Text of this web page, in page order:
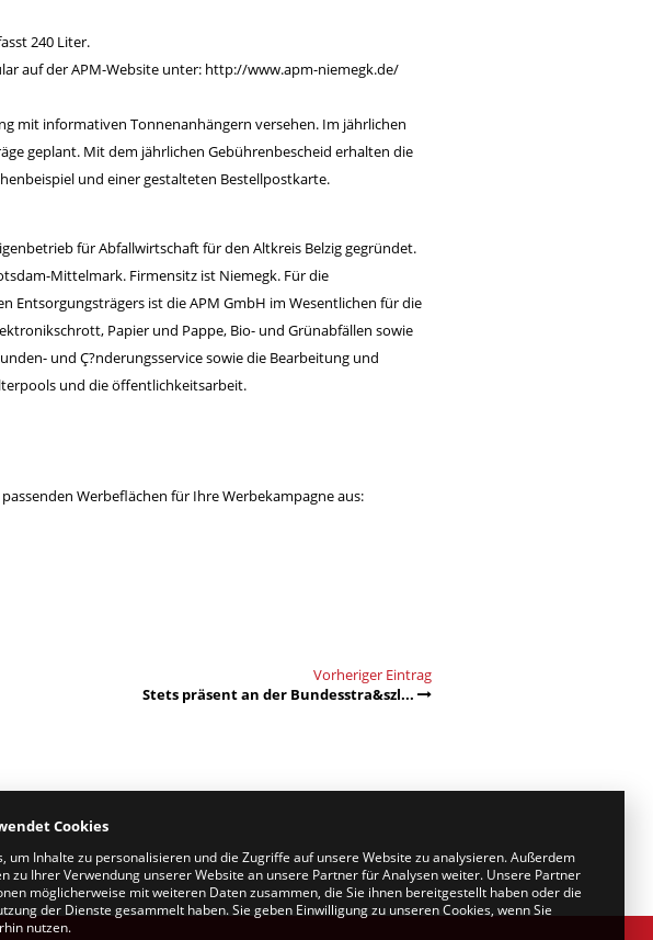
240 Liter.
auf der APM-Website unter: http://www.apm-niemegk.de/
mit informativen Tonnenanhängern versehen. Im jährlichen
geplant. Mit dem jährlichen Gebührenbescheid erhalten die
und einer gestalteten Bestellpostkarte.
für Abfallwirtschaft für den Altkreis Belzig gegründet.
Mittelmark. Firmensitz ist Niemegk. Für die
ist die APM GmbH im Wesentlichen für die
Papier und Pappe, Bio- und Grünabfällen sowie
und Ç?nderungsservice sowie die Bearbeitung und
und die öffentlichkeitsarbeit.
Werbeflächen für Ihre Werbekampagne aus:
Vorheriger Eintrag
Stets präsent an der Bundesstra&szl...
Cookies
um Inhalte zu personalisieren und die Zugriffe auf unsere Website zu analysieren. Außerdem
zu Ihrer Verwendung unserer Website an unsere Partner für Analysen weiter. Unsere Partner
möglicherweise mit weiteren Daten zusammen, die Sie ihnen bereitgestellt haben oder die
der Dienste gesammelt haben. Sie geben Einwilligung zu unseren Cookies, wenn Sie
nutzen.